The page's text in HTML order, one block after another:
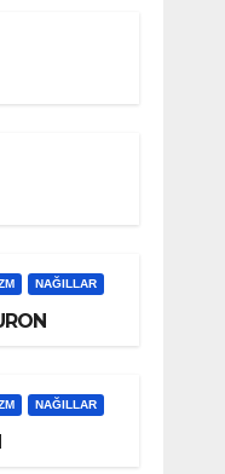
NAĞILLAR
NAĞILLAR